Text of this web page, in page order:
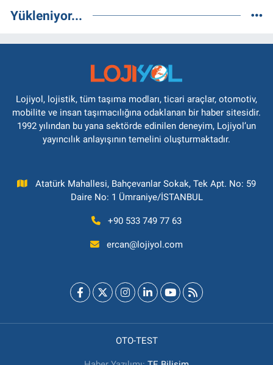
Yükleniyor...
Lojiyol, lojistik, tüm taşıma modları, ticari araçlar, otomotiv,
mobilite ve insan taşımacılığına odaklanan bir haber sitesidir.
1992 yılından bu yana sektörde edinilen deneyim, Lojiyol’un
yayıncılık anlayışının temelini oluşturmaktadır.
Atatürk Mahallesi, Bahçevanlar Sokak, Tek Apt. No: 59
Daire No: 1 Ümraniye/İSTANBUL
+90 533 749 77 63
ercan@lojiyol.com
OTO-TEST